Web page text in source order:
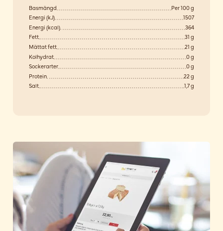
Basmängd
Per 100 g
Energi (kJ)
1507
Energi (kcal)
364
Fett
31 g
Mättat fett
21 g
Kolhydrat
0 g
Sockerarter
0 g
Protein
22 g
Salt
1,7 g